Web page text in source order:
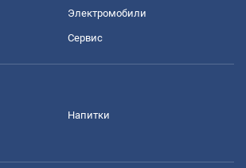
Электромобили
Сервис
Напитки